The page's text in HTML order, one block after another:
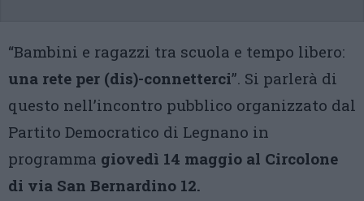
“Bambini e ragazzi tra scuola e tempo libero:
una rete per (dis)-connetterci”. Si parlerà di
questo nell’incontro pubblico organizzato dal
Partito Democratico di Legnano in
programma giovedì 14 maggio al Circolone
di via San Bernardino 12.